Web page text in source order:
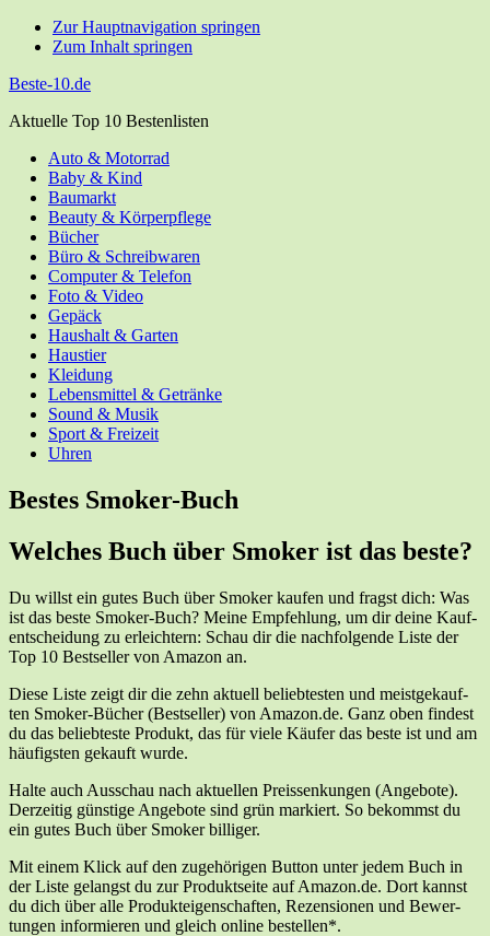
Zur Hauptnavigation springen
Zum Inhalt springen
Beste-10.de
Aktuelle Top 10 Bestenlisten
Auto & Motorrad
Baby & Kind
Bau­markt
Beau­ty & Körperpflege
Bücher
Büro & Schreibwaren
Com­pu­ter & Telefon
Foto & Video
Gepäck
Haus­halt & Garten
Haus­tier
Klei­dung
Lebens­mit­tel & Getränke
Sound & Musik
Sport & Freizeit
Uhren
Bes­tes Smoker-Buch
Wel­ches Buch über Smo­ker ist das beste?
Du willst ein gutes Buch über Smo­ker kau­fen und fragst dich: Was
ist das bes­te Smo­ker-Buch? Mei­ne Emp­feh­lung, um dir dei­ne Kauf­
ent­schei­dung zu erleich­tern: Schau dir die nach­fol­gen­de Lis­te der
Top 10 Best­sel­ler von Ama­zon an.
Die­se Lis­te zeigt dir die zehn aktu­ell belieb­tes­ten und meist­ge­kauf­
ten Smo­ker-Bücher (Best­sel­ler) von Amazon.de. Ganz oben fin­dest
du das belieb­tes­te Pro­dukt, das für vie­le Käu­fer das bes­te ist und am
häu­figs­ten gekauft wurde.
Hal­te auch Aus­schau nach aktu­el­len Preis­sen­kun­gen (Ange­bo­te).
Der­zei­tig güns­ti­ge Ange­bo­te sind grün mar­kiert. So bekommst du
ein gutes Buch über Smo­ker billiger.
Mit einem Klick auf den zuge­hö­ri­gen But­ton unter jedem Buch in
der Lis­te gelangst du zur Pro­dukt­sei­te auf Amazon.de. Dort kannst
du dich über alle Pro­duk­tei­gen­schaf­ten, Rezen­sio­nen und Bewer­
tun­gen infor­mie­ren und gleich online bestellen*.